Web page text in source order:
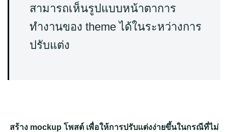
สามารถเห็นรูปแบบหน้าตาการ
ทำงานของ theme ได้ในระหว่างการ
ปรับแต่ง
สร้าง mockup โพสต์ เพื่อให้การปรับแต่งง่ายขึ้นในกรณีที่ไม่